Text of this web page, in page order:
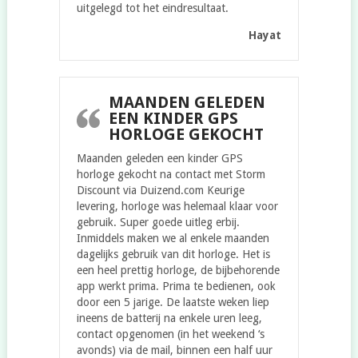
uitgelegd tot het eindresultaat.
Hayat
MAANDEN GELEDEN
EEN KINDER GPS
HORLOGE GEKOCHT
Maanden geleden een kinder GPS
horloge gekocht na contact met Storm
Discount via Duizend.com Keurige
levering, horloge was helemaal klaar voor
gebruik. Super goede uitleg erbij.
Inmiddels maken we al enkele maanden
dagelijks gebruik van dit horloge. Het is
een heel prettig horloge, de bijbehorende
app werkt prima. Prima te bedienen, ook
door een 5 jarige. De laatste weken liep
ineens de batterij na enkele uren leeg,
contact opgenomen (in het weekend ‘s
avonds) via de mail, binnen een half uur